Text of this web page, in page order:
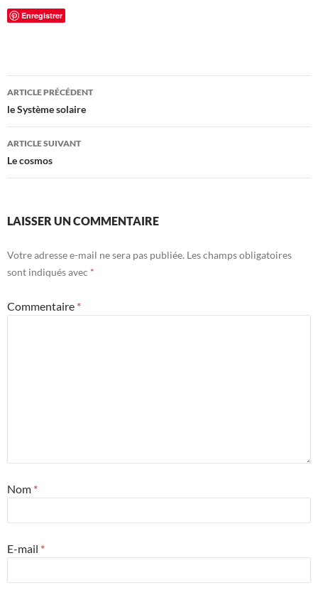
Enregistrer
Navigation
des
articles
ARTICLE PRÉCÉDENT
le Système solaire
ARTICLE SUIVANT
Le cosmos
LAISSER UN COMMENTAIRE
Votre adresse e-mail ne sera pas publiée. Les champs obligatoires
sont indiqués avec *
Commentaire *
Nom *
E-mail *